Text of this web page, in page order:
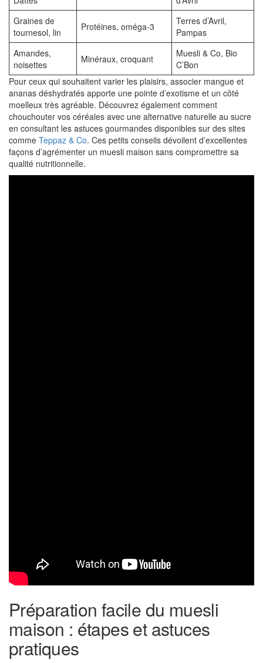
Graines de
tournesol, lin
Protéines, oméga-3
Terres d’Avril,
Pampas
Amandes,
noisettes
Minéraux, croquant
Muesli & Co, Bio
C’Bon
Pour ceux qui souhaitent varier les plaisirs, associer mangue et
ananas déshydratés apporte une pointe d’exotisme et un côté
moelleux très agréable. Découvrez également comment
chouchouter vos céréales avec une alternative naturelle au sucre
en consultant les astuces gourmandes disponibles sur des sites
comme Teppaz & Co. Ces petits conseils dévoilent d’excellentes
façons d’agrémenter un muesli maison sans compromettre sa
qualité nutritionnelle.
Préparation facile du muesli
maison : étapes et astuces
pratiques